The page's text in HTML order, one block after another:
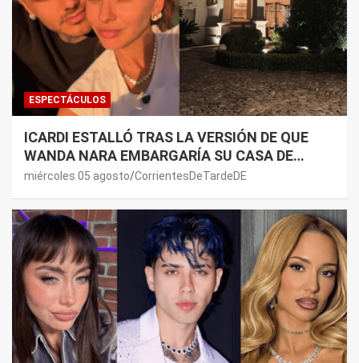
ESPECTÁCULOS
ICARDI ESTALLÓ TRAS LA VERSIÓN DE QUE
WANDA NARA EMBARGARÍA SU CASA DE
NORDELTA: “NECESITAN RASCAR DE ALGÚN
miércoles 05 agosto CorrientesDeTardeDE